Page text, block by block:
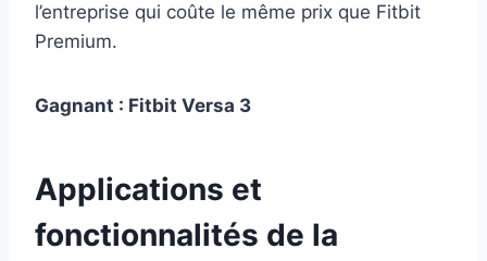
l’entreprise qui coûte le même prix que Fitbit
Premium.
Gagnant : Fitbit Versa 3
Applications et
fonctionnalités de la